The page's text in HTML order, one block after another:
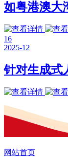
如粤港澳大
16
2025-12
针对生成式
网站首页